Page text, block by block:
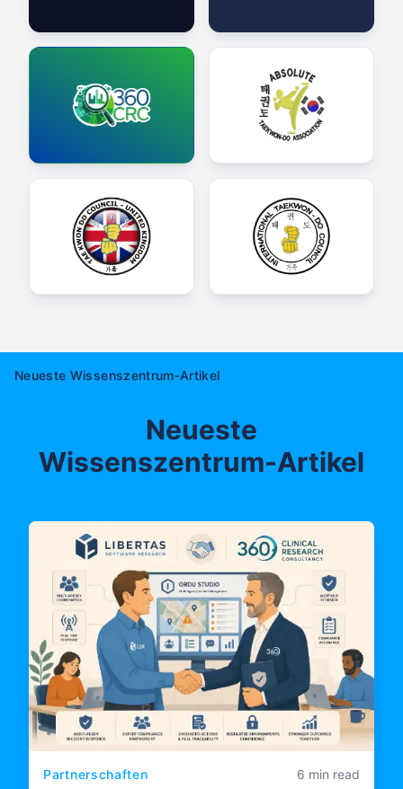
Neueste Wissenszentrum-Artikel
Neueste
Wissenszentrum-Artikel
Partnerschaften 6 min read